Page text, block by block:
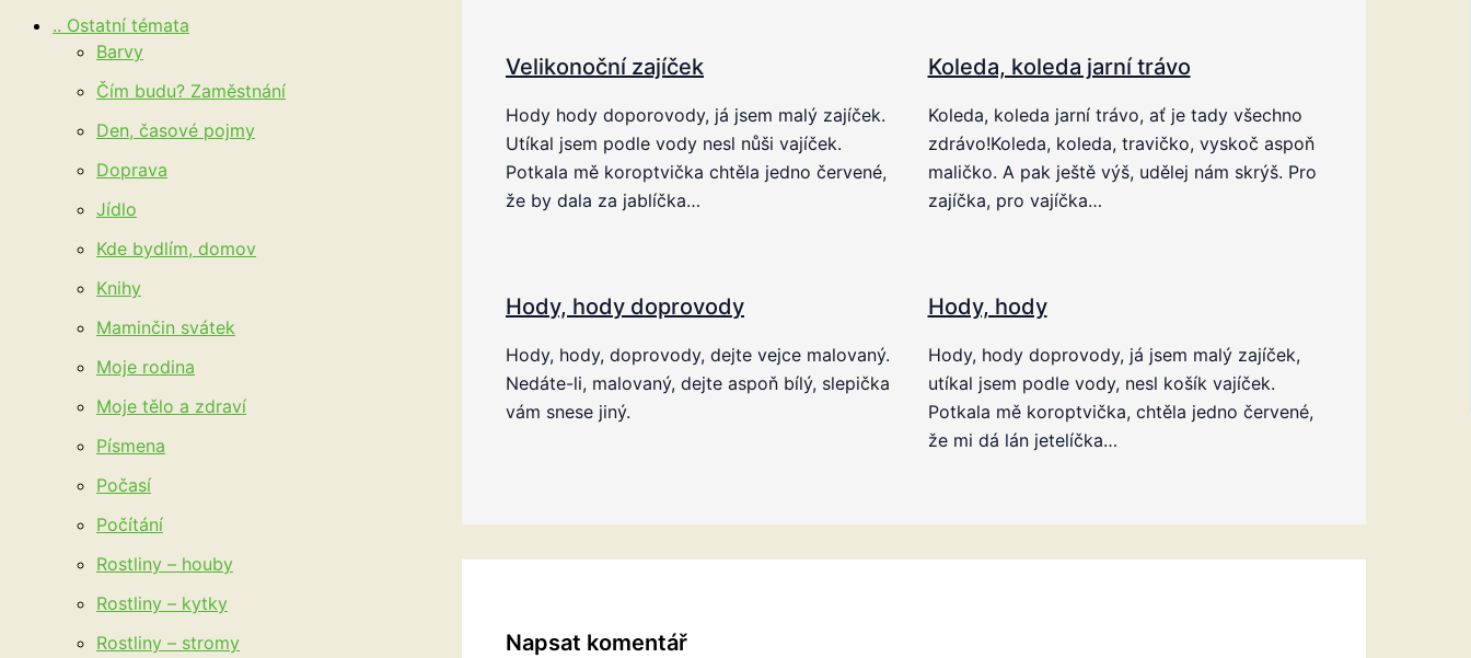
.. Ostatní témata
Barvy
Čím budu? Zaměstnání
Den, časové pojmy
Doprava
Jídlo
Kde bydlím, domov
Knihy
Maminčin svátek
Moje rodina
Moje tělo a zdraví
Písmena
Počasí
Počítání
Rostliny – houby
Rostliny – kytky
Rostliny – stromy
Velikonoční zajíček
Hody hody doporovody, já jsem malý zajíček.
Utíkal jsem podle vody nesl nůši vajíček.
Potkala mě koroptvička chtěla jedno červené,
že by dala za jablíčka…
Koleda, koleda jarní trávo
Koleda, koleda jarní trávo, ať je tady všechno
zdrávo!Koleda, koleda, travičko, vyskoč aspoň
maličko. A pak ještě výš, udělej nám skrýš. Pro
zajíčka, pro vajíčka…
Hody, hody doprovody
Hody, hody, doprovody, dejte vejce malovaný.
Nedáte-li, malovaný, dejte aspoň bílý, slepička
vám snese jiný.
Hody, hody
Hody, hody doprovody, já jsem malý zajíček,
utíkal jsem podle vody, nesl košík vajíček.
Potkala mě koroptvička, chtěla jedno červené,
že mi dá lán jetelíčka…
Napsat komentář